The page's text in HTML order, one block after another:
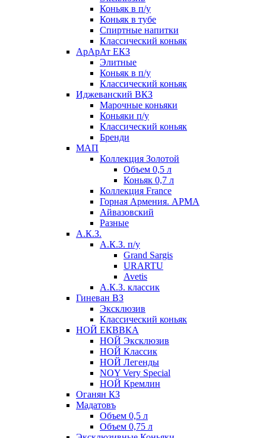
Коньяк в п/у
Коньяк в тубе
Спиртные напитки
Классический коньяк
АрАрАт ЕКЗ
Элитные
Коньяк в п/у
Классический коньяк
Иджеванский ВКЗ
Марочные коньяки
Коньяки п/у
Классический коньяк
Бренди
МАП
Коллекция Золотой
Объем 0,5 л
Коньяк 0,7 л
Коллекция France
Горная Армения. АРМА
Айвазовский
Разные
А.К.З.
А.К.З. п/у
Grand Sargis
URARTU
Avetis
А.К.З. классик
Гиневан ВЗ
Эксклюзив
Классический коньяк
НОЙ ЕКВВКА
НОЙ Эксклюзив
НОЙ Классик
НОЙ Легенды
NOY Very Speсial
НОЙ Кремлин
Оганян КЗ
Мадатовъ
Объем 0,5 л
Объем 0,75 л